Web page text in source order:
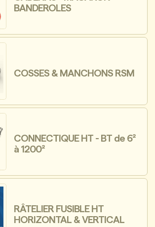
BANDEROLES
COSSES & MANCHONS RSM
CONNECTIQUE HT - BT de 6²
à 1200²
RÂTELIER FUSIBLE HT
HORIZONTAL & VERTICAL